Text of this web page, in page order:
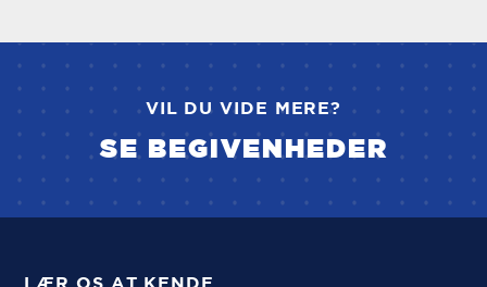
VIL DU VIDE MERE?
SE BEGIVENHEDER